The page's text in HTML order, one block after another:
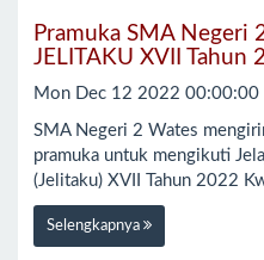
Pramuka SMA Negeri
JELITAKU XVII Tahun
Mon Dec 12 2022 00:00:00
SMA Negeri 2 Wates
pramuka untuk mengikuti
(Jelitaku) XVII Tahun 2022
Selengkapnya